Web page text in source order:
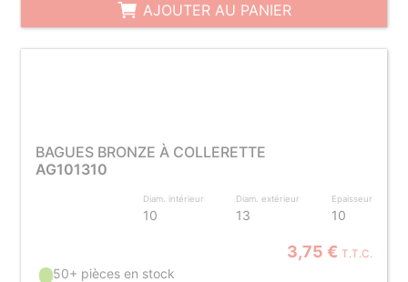
AJOUTER AU PANIER
BAGUES BRONZE À COLLERETTE
AG101310
Diam. intérieur
10
Diam. extérieur
13
Epaisseur
10
3,75 € T.T.C.
50+ pièces en stock